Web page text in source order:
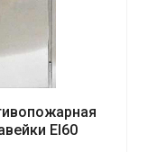
EI60